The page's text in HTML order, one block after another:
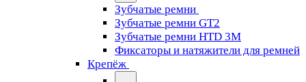
Зубчатые ремни
Зубчатые ремни GT2
Зубчатые ремни HTD 3M
Фиксаторы и натяжители для ремней
Крепёж